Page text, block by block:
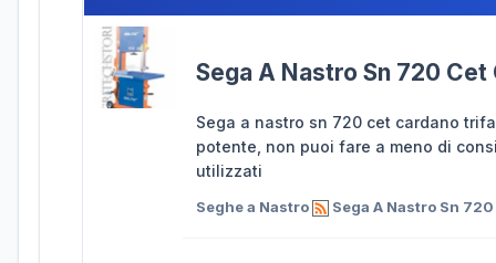
Sega A Nastro Sn 720
Sega a nastro sn 720 cet cardano
potente, non puoi fare a meno di
utilizzati
Seghe a Nastro Sega A Nastro Sn